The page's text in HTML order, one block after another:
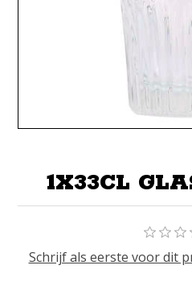
1X33CL
Schrijf als eerste voor dit